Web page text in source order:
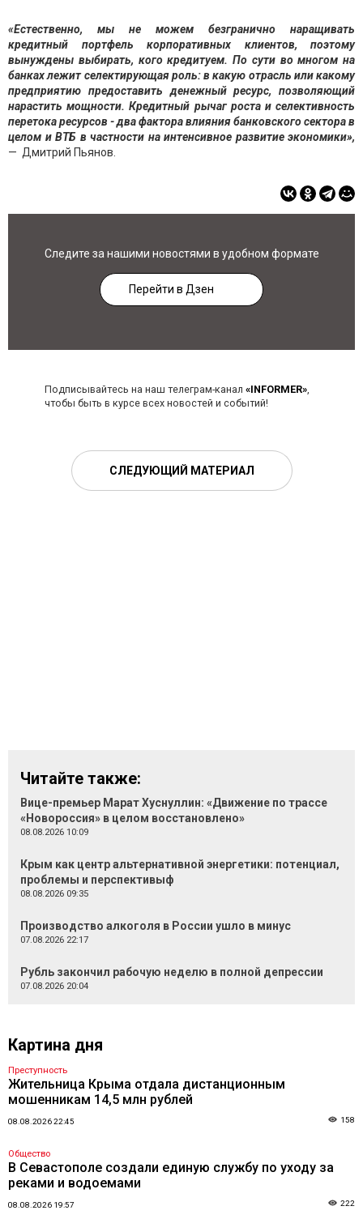
«Естественно, мы не можем безгранично наращивать
кредитный портфель корпоративных клиентов, поэтому
вынуждены выбирать, кого кредитуем. По сути во многом на
банках лежит селектирующая роль: в какую отрасль или какому
предприятию предоставить денежный ресурс, позволяющий
нарастить мощности. Кредитный рычаг роста и селективность
перетока ресурсов - два фактора влияния банковского сектора в
целом и ВТБ в частности на интенсивное развитие экономики»,
— Дмитрий Пьянов.
Следите за нашими новостями в удобном формате
Перейти в Дзен
Подписывайтесь на наш телеграм-канал «INFORMER»,
чтобы быть в курсе всех новостей и событий!
СЛЕДУЮЩИЙ МАТЕРИАЛ
Читайте также:
Вице-премьер Марат Хуснуллин: «Движение по трассе
«Новороссия» в целом восстановлено»
08.08.2026 10:09
Крым как центр альтернативной энергетики: потенциал,
проблемы и перспективыф
08.08.2026 09:35
Производство алкоголя в России ушло в минус
07.08.2026 22:17
Рубль закончил рабочую неделю в полной депрессии
07.08.2026 20:04
Картина дня
Преступность
Жительница Крыма отдала дистанционным
мошенникам 14,5 млн рублей
08.08.2026 22:45 158
Общество
В Севастополе создали единую службу по уходу за
реками и водоемами
08.08.2026 19:57 222